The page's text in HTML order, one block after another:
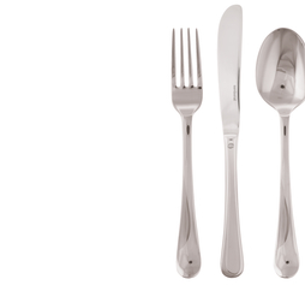
Royal
Copenhagen
Venini